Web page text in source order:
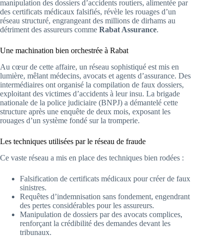
manipulation des dossiers d’accidents routiers, alimentée par
des certificats médicaux falsifiés, révèle les rouages d’un
réseau structuré, engrangeant des millions de dirhams au
détriment des assureurs comme Rabat Assurance.
Une machination bien orchestrée à Rabat
Au cœur de cette affaire, un réseau sophistiqué est mis en
lumière, mêlant médecins, avocats et agents d’assurance. Des
intermédiaires ont organisé la compilation de faux dossiers,
exploitant des victimes d’accidents à leur insu. La brigade
nationale de la police judiciaire (BNPJ) a démantelé cette
structure après une enquête de deux mois, exposant les
rouages d’un système fondé sur la tromperie.
Les techniques utilisées par le réseau de fraude
Ce vaste réseau a mis en place des techniques bien rodées :
Falsification de certificats médicaux pour créer de faux
sinistres.
Requêtes d’indemnisation sans fondement, engendrant
des pertes considérables pour les assureurs.
Manipulation de dossiers par des avocats complices,
renforçant la crédibilité des demandes devant les
tribunaux.